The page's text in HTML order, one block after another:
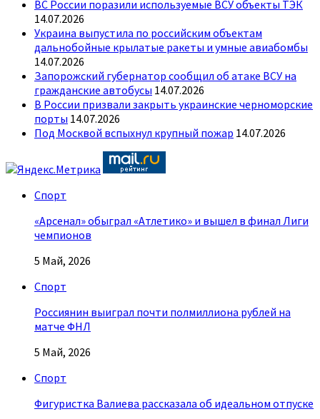
ВС России поразили используемые ВСУ объекты ТЭК
14.07.2026
Украина выпустила по российским объектам
дальнобойные крылатые ракеты и умные авиабомбы
14.07.2026
Запорожский губернатор сообщил об атаке ВСУ на
гражданские автобусы 14.07.2026
В России призвали закрыть украинские черноморские
порты 14.07.2026
Под Москвой вспыхнул крупный пожар 14.07.2026
Спорт
«Арсенал» обыграл «Атлетико» и вышел в финал Лиги
чемпионов
5 Май, 2026
Спорт
Россиянин выиграл почти полмиллиона рублей на
матче ФНЛ
5 Май, 2026
Спорт
Фигуристка Валиева рассказала об идеальном отпуске